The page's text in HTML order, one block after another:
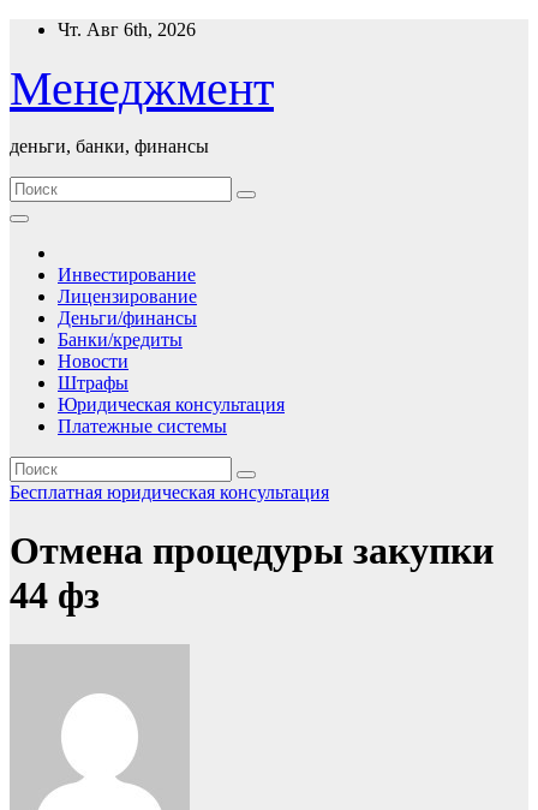
Перейти
содержимому
Чт. Авг 6th, 2026
Менеджмент
деньги, банки, финансы
Инвестирование
Лицензирование
Деньги/финансы
Банки/кредиты
Новости
Штрафы
Юридическая консультация
Платежные системы
Бесплатная юридическая консультация
Отмена процедуры закупки
44 фз